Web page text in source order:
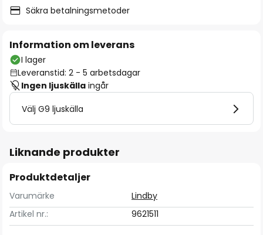
Säkra betalningsmetoder
Information om leverans
I lager
Leveranstid: 2 - 5 arbetsdagar
Ingen ljuskälla ingår
Välj G9 ljuskälla
Liknande produkter
Produktdetaljer
Varumärke
Lindby
Artikel nr.:
9621511